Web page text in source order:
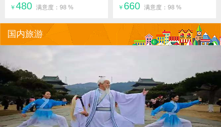
￥ 480 满意度：98 % ￥ 660 满意度：98 %
国内旅游